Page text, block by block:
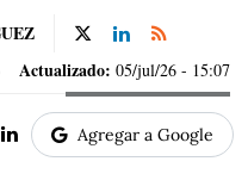
Actualizado: 05/jul/26 - 15:07
Agregar a Google